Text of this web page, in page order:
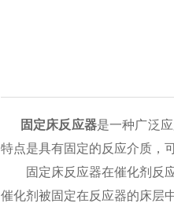
固定床反应器是一种广泛
特点是具有固定的反应介质，
固定床反应器在催化剂反应
催化剂被固定在反应器的床层